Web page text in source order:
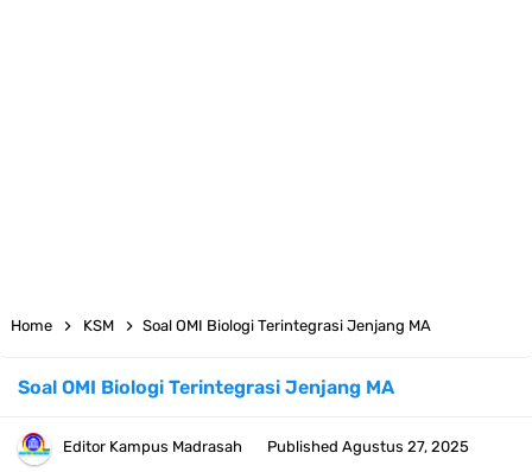
Home KSM Soal OMI Biologi Terintegrasi Jenjang MA
Soal OMI Biologi Terintegrasi Jenjang MA
Editor Kampus Madrasah Published Agustus 27, 2025